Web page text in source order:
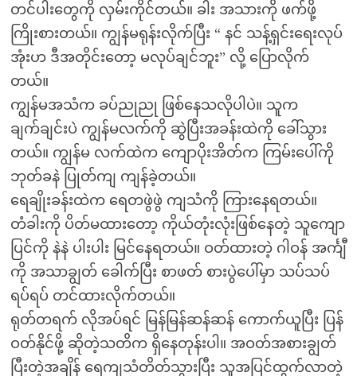
တင်ပါးတွေကို လှမ်းကိုင်တယ်။ ခါး အသားကို ဖက်ဖို့
ကြိုးစားတယ်။ ကျွန်မရုန်းလိုက်ပြီး “ နင် သန့်ရှင်းရေးလုပ်
အုံးဟ ဒီအတိုင်းတော့ မလုပ်ချင်ဘူး” လို့ ပြောလိုက်
တယ်။
ကျွန်မအသံက ခပ်ညုညု ဖြစ်နေသလိုပါပဲ။ သူက
ချက်ချင်းပဲ ကျွန်မလက်ကို ဆွဲပြီးအခန်းထဲကို ခေါ်သွား
တယ်။ ကျွန်မ လက်ထဲက ကျောပိုးအိတ်က ကြမ်းပေါ်ကို
ဘုတ်ခနဲ ပြုတ်ကျ ကျန်ခဲ့တယ်။
ရေချိုးခန်းထဲက ရေတဖွဲဖွဲ ကျသံကို ကြားနေရတယ်။
တံခါးကို ပိတ်မထားတော့ ကိုယ်တုံးလုံးဖြစ်နေတဲ့ သူကျော
ပြင်ကို နဲနဲ ပါးပါး မြင်နေရတယ်။ ဝတ်ထားတဲ့ ဂါဝန် အင်္ကျီ
ကို အသာချွတ် ခေါက်ပြီး စာဖတ် စားပွဲပေါ်မှာ သပ်သပ်
ရပ်ရပ် တင်ထားလိုက်တယ်။
ရုတ်တရက် လိုအပ်ရင် မြန်မြန်ဆန်ဆန် ကောက်ယူပြီး ပြန်
ဝတ်နိုင်ဖို့ ဆိုတဲ့သတိက ရှိနေတုန်းပါ။ အဝတ်အစားချွတ်
ပြီးတဲ့အချိန် ရေကျသံတိတ်သွားပြီး သူအပြင်ထွက်လာတဲ့